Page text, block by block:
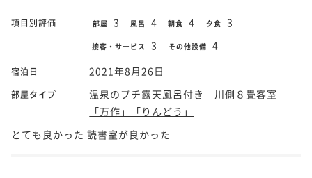
項目別評価 部屋 3 風呂 4 朝食 4 夕食 3
接客・サービス 3 その他設備 4
宿泊日 2021年8月26日
部屋タイプ
温泉のプチ露天風呂付き 川側８畳客室
「万作」「りんどう」
とても良かった 読書室が良かった